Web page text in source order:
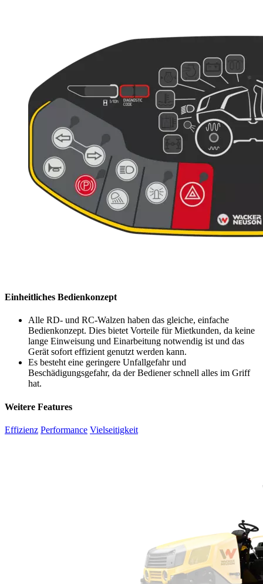
Einheitliches Bedienkonzept
Alle RD- und RC-Walzen haben das gleiche, einfache
Bedienkonzept. Dies bietet Vorteile für Mietkunden, da keine
lange Einweisung und Einarbeitung notwendig ist und das
Gerät sofort effizient genutzt werden kann.
Es besteht eine geringere Unfallgefahr und
Beschädigungsgefahr, da der Bediener schnell alles im Griff
hat.
Weitere Features
Effizienz Performance Vielseitigkeit